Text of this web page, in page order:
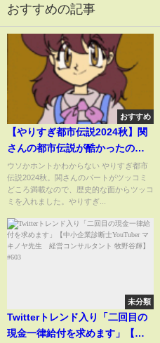
おすすめの記事
おすすめ
【やりすぎ都市伝説2024秋】関
さんの都市伝説が酷かったので
ツッコミます！
ウソかホントかわからない やりすぎ都市
伝説2024秋。関さんのパートがツッコミ
どころ満載なので、歴史的な面からツッコ
ミを入れました。やりすぎ...
未分類
Twitterトレンド入り「二回目の
現金一律給付を求めます」【中